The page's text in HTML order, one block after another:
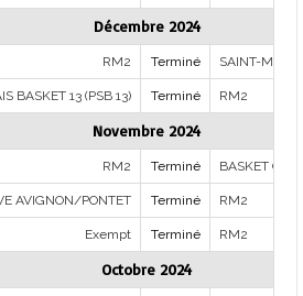
Décembre 2024
RM2 Terminé SAINT-
BASKET 13 (PSB 13) Terminé RM2
Novembre 2024
RM2 Terminé BASKET
AVIGNON/PONTET Terminé RM2
Exempt Terminé RM2
Octobre 2024